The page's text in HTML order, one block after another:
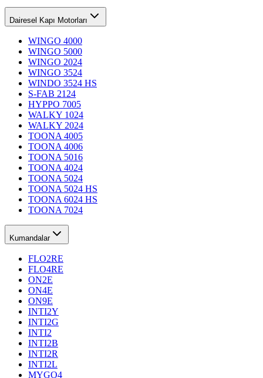
Dairesel Kapı Motorları
WINGO 4000
WINGO 5000
WINGO 2024
WINGO 3524
WINDO 3524 HS
S-FAB 2124
HYPPO 7005
WALKY 1024
WALKY 2024
TOONA 4005
TOONA 4006
TOONA 5016
TOONA 4024
TOONA 5024
TOONA 5024 HS
TOONA 6024 HS
TOONA 7024
Kumandalar
FLO2RE
FLO4RE
ON2E
ON4E
ON9E
INTI2Y
INTI2G
INTI2
INTI2B
INTI2R
INTI2L
MYGO4